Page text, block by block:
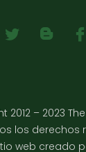
2012 – 2023
los derechos
web creado